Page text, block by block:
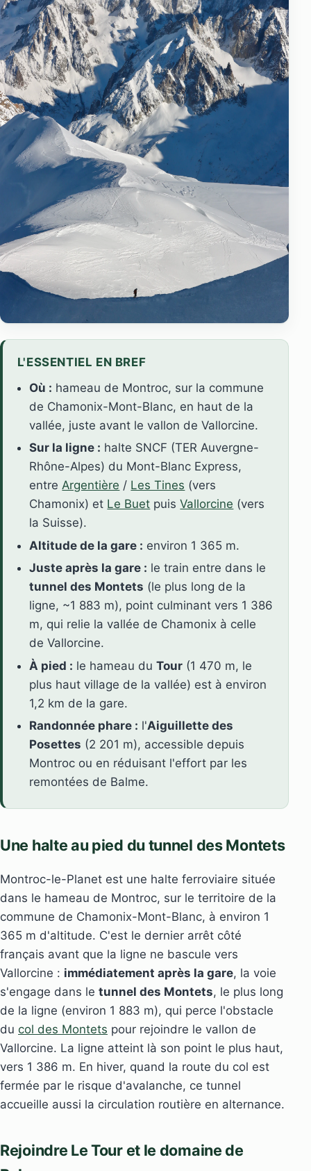
L'ESSENTIEL EN BREF
Où : hameau de Montroc, sur la commune
de Chamonix-Mont-Blanc, en haut de la
vallée, juste avant le vallon de Vallorcine.
Sur la ligne : halte SNCF (TER Auvergne-
Rhône-Alpes) du Mont-Blanc Express,
entreArgentière / Les Tines (vers
Chamonix) et Le Buet puisVallorcine (vers
la Suisse).
Altitude de la gare : environ 1 365 m.
Juste après la gare : le train entre dans le
tunnel des Montets (le plus long de la
ligne, ~1 883 m), point culminant vers 1 386
m, qui relie la vallée de Chamonix à celle
de Vallorcine.
À pied : le hameau duTour (1 470 m, le
plus haut village de la vallée) est à environ
1,2 km de la gare.
Randonnée phare : l'Aiguillette des
Posettes (2 201 m), accessible depuis
Montroc ou en réduisant l'effort par les
remontées de Balme.
Une halte au pied du tunnel des Montets
Montroc-le-Planet est une halte ferroviaire située
dans le hameau de Montroc, sur le territoire de la
commune de Chamonix-Mont-Blanc, à environ 1
365 m d'altitude. C'est le dernier arrêt côté
français avant que la ligne ne bascule vers
Vallorcine : immédiatement après la gare, la voie
s'engage dans le tunnel des Montets, le plus long
de la ligne (environ 1 883 m), qui perce l'obstacle
du col des Montets pour rejoindre le vallon de
Vallorcine. La ligne atteint là son point le plus haut,
vers 1 386 m. En hiver, quand la route du col est
fermée par le risque d'avalanche, ce tunnel
accueille aussi la circulation routière en alternance.
Rejoindre Le Tour et le domaine de